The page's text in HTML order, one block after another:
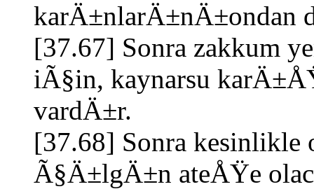
karÄ±nlarÄ±nÄ±ondan
[37.67] Sonra zakkum
iÃ§in, kaynarsu
vardÄ±r.
[37.68] Sonra
Ã§Ä±lgÄ±n ateÅŸe